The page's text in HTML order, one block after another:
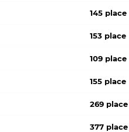
145 place
153 place
109 place
155 place
269 place
377 place